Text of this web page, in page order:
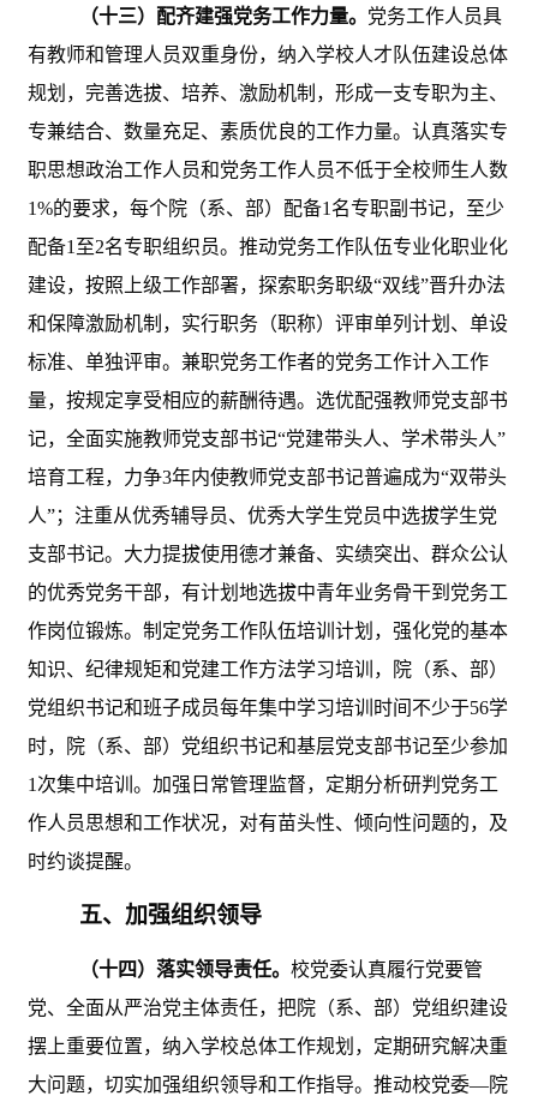
（十三）配齐建强党务工作力量。 党务工作人员具
有教师和管理人员双重身份，纳入学校人才队伍建设总体
规划，完善选拔、培养、激励机制，形成一支专职为主、
专兼结合、数量充足、素质优良的工作力量。认真落实专
职思想政治工作人员和党务工作人员不低于全校师生人数
1%的要求，每个院（系、部）配备1名专职副书记，至少
配备1至2名专职组织员。推动党务工作队伍专业化职业化
建设，按照上级工作部署，探索职务职级“双线”晋升办法
和保障激励机制，实行职务（职称）评审单列计划、单设
标准、单独评审。兼职党务工作者的党务工作计入工作
量，按规定享受相应的薪酬待遇。选优配强教师党支部书
记，全面实施教师党支部书记“党建带头人、学术带头人”
培育工程，力争3年内使教师党支部书记普遍成为“双带头
人”；注重从优秀辅导员、优秀大学生党员中选拔学生党
支部书记。大力提拔使用德才兼备、实绩突出、群众公认
的优秀党务干部，有计划地选拔中青年业务骨干到党务工
作岗位锻炼。制定党务工作队伍培训计划，强化党的基本
知识、纪律规矩和党建工作方法学习培训，院（系、部）
党组织书记和班子成员每年集中学习培训时间不少于56学
时，院（系、部）党组织书记和基层党支部书记至少参加
1次集中培训。加强日常管理监督，定期分析研判党务工
作人员思想和工作状况，对有苗头性、倾向性问题的，及
时约谈提醒。
五、加强组织领导
（十四）落实领导责任。校党委认真履行党要管
党、全面从严治党主体责任，把院（系、部）党组织建设
摆上重要位置，纳入学校总体工作规划，定期研究解决重
大问题，切实加强组织领导和工作指导。推动校党委—院